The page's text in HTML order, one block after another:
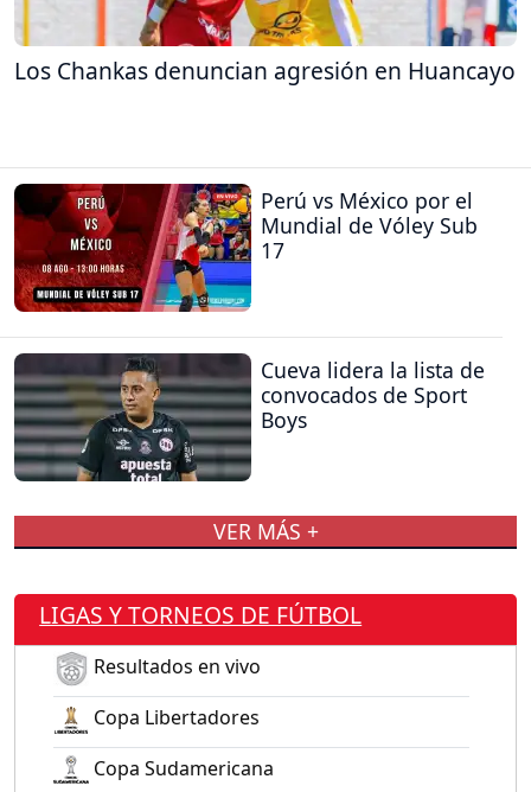
Los Chankas denuncian agresión en Huancayo
Perú vs México por el
Mundial de Vóley Sub
17
Cueva lidera la lista de
convocados de Sport
Boys
VER MÁS +
LIGAS Y TORNEOS DE FÚTBOL
Resultados en vivo
Copa Libertadores
Copa Sudamericana